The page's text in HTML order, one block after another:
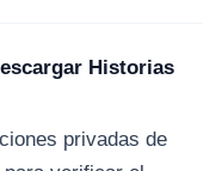
Historias
privadas de